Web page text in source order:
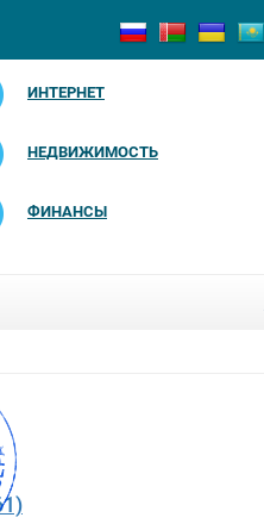
ИНТЕРНЕТ
НЕДВИЖИМОСТЬ
ФИНАНСЫ